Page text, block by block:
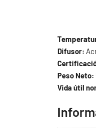
Difusor:
Peso Neto:
Vida útil